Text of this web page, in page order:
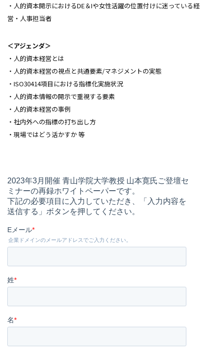
・人的資本開示におけるDE＆Iや女性活躍の位置付けに迷っている経
営・人事担当者
＜アジェンダ＞
・人的資本経営とは
・人的資本経営の視点と共通要素/マネジメントの実態
・ISO30414項目における指標化実施状況
・人的資本情報の開示で重視する要素
・人的資本経営の事例
・社内外への指標の打ち出し方
・現場ではどう活かすか 等